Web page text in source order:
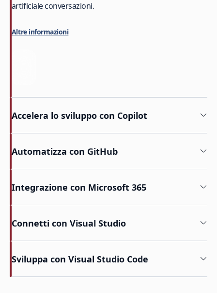
artificiale conversazioni.
Altre informazioni
Accelera lo sviluppo con Copilot
Automatizza con GitHub
Integrazione con Microsoft 365
Connetti con Visual Studio
Sviluppa con Visual Studio Code